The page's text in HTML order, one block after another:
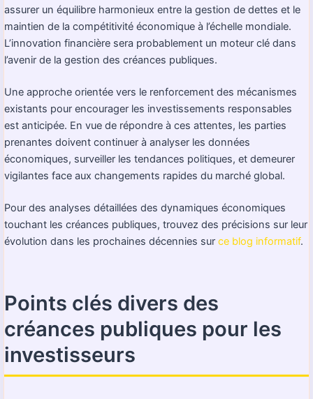
assurer un équilibre harmonieux entre la gestion de dettes et le
maintien de la compétitivité économique à l’échelle mondiale.
L’innovation financière sera probablement un moteur clé dans
l’avenir de la gestion des créances publiques.
Une approche orientée vers le renforcement des mécanismes
existants pour encourager les investissements responsables
est anticipée. En vue de répondre à ces attentes, les parties
prenantes doivent continuer à analyser les données
économiques, surveiller les tendances politiques, et demeurer
vigilantes face aux changements rapides du marché global.
Pour des analyses détaillées des dynamiques économiques
touchant les créances publiques, trouvez des précisions sur leur
évolution dans les prochaines décennies sur ce blog informatif.
Points clés divers des
créances publiques pour les
investisseurs